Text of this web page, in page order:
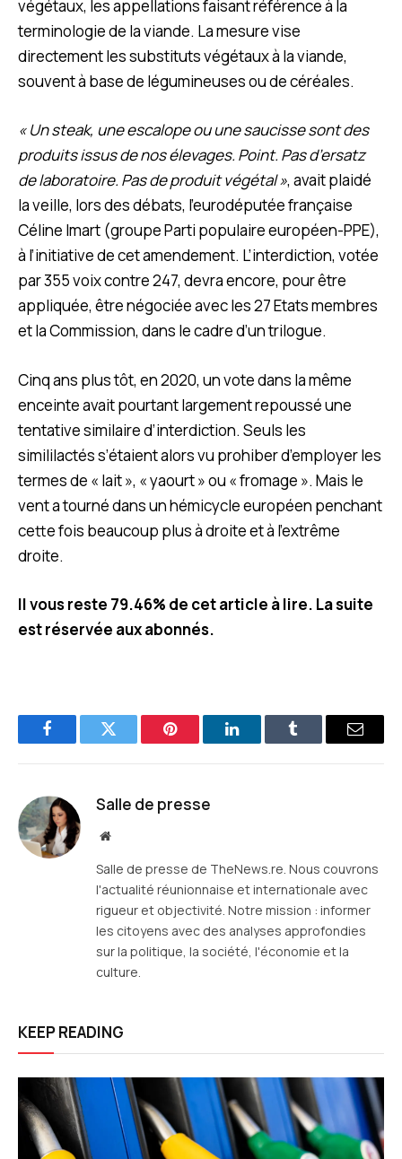
végétaux, les appellations faisant référence à la
terminologie de la viande. La mesure vise
directement les substituts végétaux à la viande,
souvent à base de légumineuses ou de céréales.
« Un steak, une escalope ou une saucisse sont des
produits issus de nos élevages. Point. Pas d’ersatz
de laboratoire. Pas de produit végétal », avait plaidé
la veille, lors des débats, l’eurodéputée française
Céline Imart (groupe Parti populaire européen-PPE),
à l’initiative de cet amendement. L’interdiction, votée
par 355 voix contre 247, devra encore, pour être
appliquée, être négociée avec les 27 Etats membres
et la Commission, dans le cadre d’un trilogue.
Cinq ans plus tôt, en 2020, un vote dans la même
enceinte avait pourtant largement repoussé une
tentative similaire d’interdiction. Seuls les
simililactés s’étaient alors vu prohiber d’employer les
termes de « lait », « yaourt » ou « fromage ». Mais le
vent a tourné dans un hémicycle européen penchant
cette fois beaucoup plus à droite et à l’extrême
droite.
Il vous reste 79.46% de cet article à lire. La suite
est réservée aux abonnés.
FacebookTwitter Pinterest LinkedInTumblr
E-
Salle de presse
Site
Salle de presse de TheNews.re. Nous couvrons
l'actualité réunionnaise et internationale avec
rigueur et objectivité. Notre mission : informer
les citoyens avec des analyses approfondies
sur la politique, la société, l'économie et la
culture.
KEEP READING